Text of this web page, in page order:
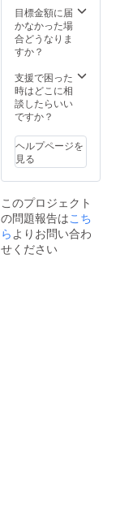
目標金額に届
かなかった場
合どうなりま
すか？
支援で困った
時はどこに相
談したらいい
ですか？
ヘルプページを
見る
このプロジェクト
の問題報告はこち
らよりお問い合わ
せください